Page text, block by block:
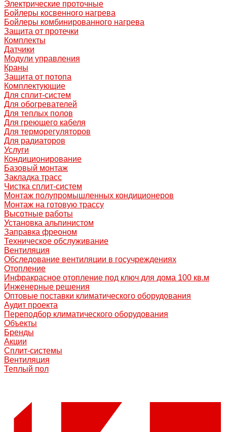
Электрические проточные
Бойлеры косвенного нагрева
Бойлеры комбинированного нагрева
Защита от протечки
Комплекты
Датчики
Модули управления
Краны
Защита от потопа
Комплектующие
Для сплит-систем
Для обогревателей
Для теплых полов
Для греющего кабеля
Для терморегуляторов
Для радиаторов
Услуги
Кондиционирование
Базовый монтаж
Закладка трасс
Чистка сплит-систем
Монтаж полупромышленных кондиционеров
Монтаж на готовую трассу
Высотные работы
Установка альпинистом
Заправка фреоном
Техническое обслуживание
Вентиляция
Обследование вентиляции в госучреждениях
Отопление
Инфракрасное отопление под ключ для дома 100 кв.м
Инженерные решения
Оптовые поставки климатического оборудования
Аудит проекта
Переподбор климатического оборудования
Объекты
Бренды
Акции
Сплит-системы
Вентиляция
Теплый пол